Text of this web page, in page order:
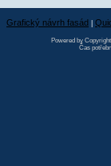
Grafický návrh fasád
Powered by
Čas